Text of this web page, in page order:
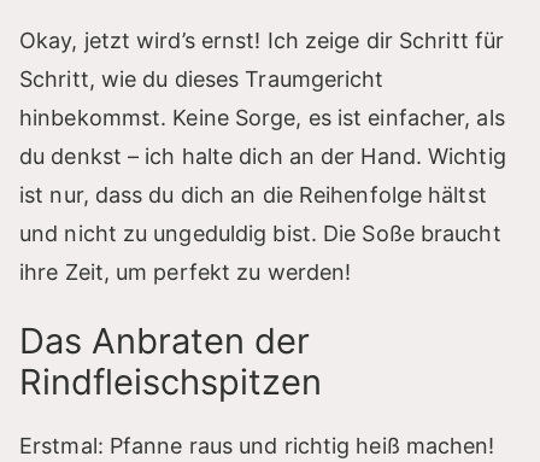
Okay, jetzt wird’s ernst! Ich zeige dir Schritt für
Schritt, wie du dieses Traumgericht
hinbekommst. Keine Sorge, es ist einfacher, als
du denkst – ich halte dich an der Hand. Wichtig
ist nur, dass du dich an die Reihenfolge hältst
und nicht zu ungeduldig bist. Die Soße braucht
ihre Zeit, um perfekt zu werden!
Das Anbraten der
Rindfleischspitzen
Erstmal: Pfanne raus und richtig heiß machen!